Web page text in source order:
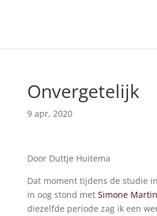
Onvergetelijk
9 apr, 2020
Door Duttje Huitema
Dat moment tijdens de studie
in oog stond met Simone
diezelfde periode zag ik een